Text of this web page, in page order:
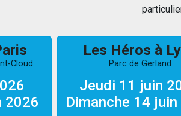
Cloud
2026
Les Héros à
Parc de Gerland
Jeudi 11 juin
Dimanche 14